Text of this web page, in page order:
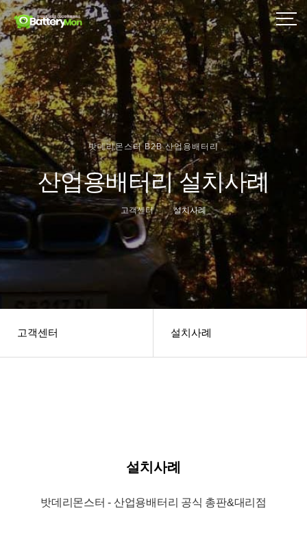
밧데리몬스터 B2B 산업용배터리
산업용배터리 설치사례
고객센터 설치사례
고객센터 설치사례
설치사례
밧데리몬스터 - 산업용배터리 공식 총판&대리점